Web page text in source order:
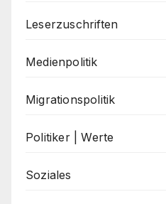
Leserzuschriften
Medienpolitik
Migrationspolitik
Politiker | Werte
Soziales